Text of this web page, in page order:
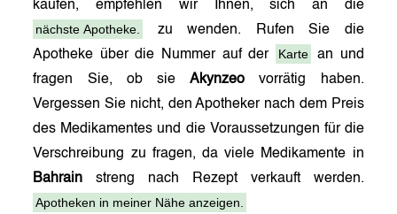
kaufen, empfehlen wir Ihnen, sich an die
nächste Apotheke.
zu wenden. Rufen Sie die
Apotheke über die Nummer auf der
Karte
an und
fragen Sie, ob sieAkynzeo vorrätig haben.
Vergessen Sie nicht, den Apotheker nach dem Preis
des Medikamentes und die Voraussetzungen für die
Verschreibung zu fragen, da viele Medikamente in
Bahrain streng nach Rezept verkauft werden.
Apotheken in meiner Nähe anzeigen.